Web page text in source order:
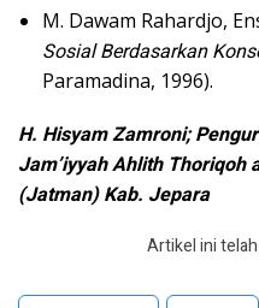
M. Dawam Rahardjo,
Sosial Berdasarkan
Paramadina, 1996).
H. Hisyam Zamroni;
Jam’iyyah Ahlith Thoriqoh
(Jatman) Kab. Jepara
Artikel ini